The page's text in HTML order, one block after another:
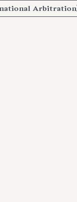
Arbitration